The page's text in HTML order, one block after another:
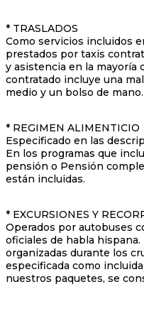
* TRASLADOS
Como servicios incluidos
prestados por taxis
y asistencia en la mayoría
contratado incluye una
medio y un bolso de mano.
* REGIMEN ALIMENTICIO
Especificado en las
En los programas que
pensión o Pensión
están incluidas.
* EXCURSIONES Y
Operados por autobuses
oficiales de habla
organizadas durante los
especificada como
nuestros paquetes, se